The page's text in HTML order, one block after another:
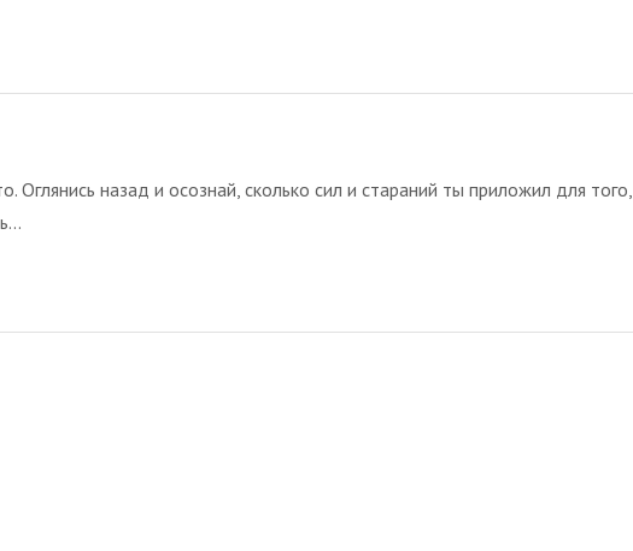
Оглянись назад и осознай, сколько сил и стараний ты приложил для того,